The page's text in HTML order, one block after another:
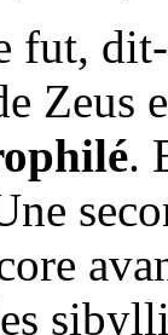
fut,
Zeus
.